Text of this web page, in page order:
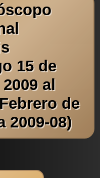
15 de
al
de
2009-08)